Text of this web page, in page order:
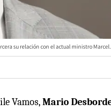
su relación con el actual ministro Marcel.
Vamos,Mario